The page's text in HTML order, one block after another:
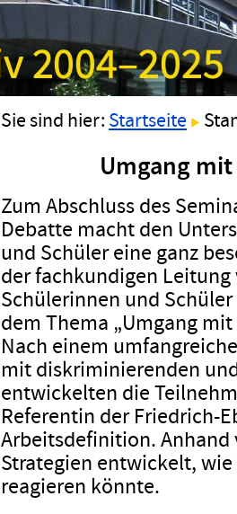
Sie sind hier: Startseite
Umgang
Zum Abschluss des
Debatte macht den
und Schüler eine ganz
der fachkundigen Leitung
Schülerinnen und
dem Thema „Umgang
Nach einem
mit diskriminierenden
entwickelten die
Referentin der Friedrich-
Arbeitsdefinition. Anhand
Strategien entwickelt,
reagieren könnte.